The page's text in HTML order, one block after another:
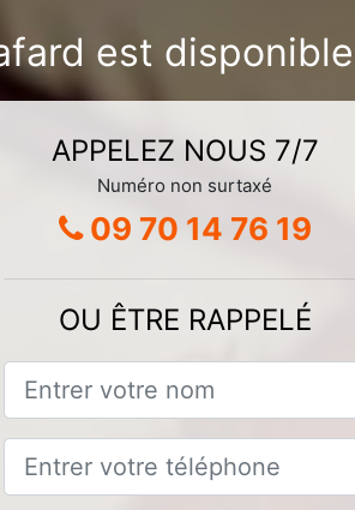
est
APPELEZ NOUS 7/7
Numéro non surtaxé
09 70 14 76 19
OU ÊTRE RAPPELÉ